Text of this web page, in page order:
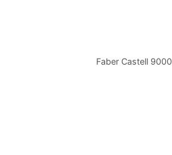
Faber Castell 9000